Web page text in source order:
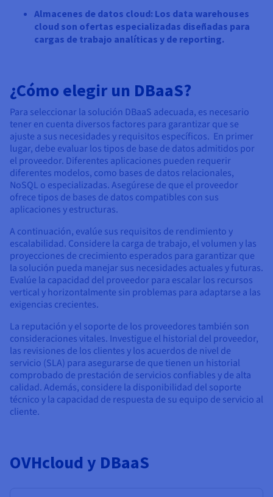
Almacenes de datos cloud: Los data warehouses
cloud son ofertas especializadas diseñadas para
cargas de trabajo analíticas y de reporting.
¿Cómo elegir un DBaaS?
Para seleccionar la solución DBaaS adecuada, es necesario
tener en cuenta diversos factores para garantizar que se
ajuste a sus necesidades y requisitos específicos. En primer
lugar, debe evaluar los tipos de base de datos admitidos por
el proveedor. Diferentes aplicaciones pueden requerir
diferentes modelos, como bases de datos relacionales,
NoSQL o especializadas. Asegúrese de que el proveedor
ofrece tipos de bases de datos compatibles con sus
aplicaciones y estructuras.
A continuación, evalúe sus requisitos de rendimiento y
escalabilidad. Considere la carga de trabajo, el volumen y las
proyecciones de crecimiento esperados para garantizar que
la solución pueda manejar sus necesidades actuales y futuras.
Evalúe la capacidad del proveedor para escalar los recursos
vertical y horizontalmente sin problemas para adaptarse a las
exigencias crecientes.
La reputación y el soporte de los proveedores también son
consideraciones vitales. Investigue el historial del proveedor,
las revisiones de los clientes y los acuerdos de nivel de
servicio (SLA) para asegurarse de que tienen un historial
comprobado de prestación de servicios confiables y de alta
calidad. Además, considere la disponibilidad del soporte
técnico y la capacidad de respuesta de su equipo de servicio al
cliente.
OVHcloud y DBaaS